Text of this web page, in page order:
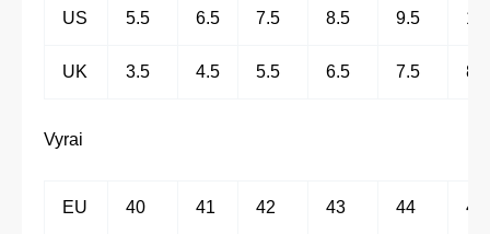
US 5.5 6.5 7.5 8.5 9.5
UK 3.5 4.5 5.5 6.5 7.5 8.5
Vyrai
EU 40 41 42 43 44 45